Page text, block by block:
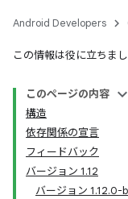
Android Developers
この情報は役に立ちま
このページの内容
構造
依存関係の宣言
フィードバック
バージョン 1.12
バージョン